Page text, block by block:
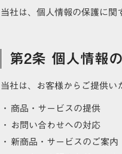
当社は、個人情報の保護に
第2条 個人情報
当社は、お客様からご提供い
・ 商品・サービスの提供
・ お問い合わせへの対応
・ 新商品・サービスのご案内